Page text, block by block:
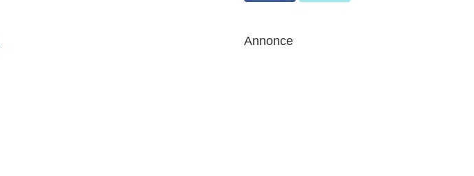
Annonce